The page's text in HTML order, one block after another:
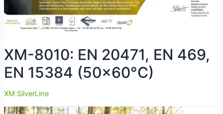
XM-8010: EN 20471, EN 469,
EN 15384 (50×60°C)
XM SilverLine